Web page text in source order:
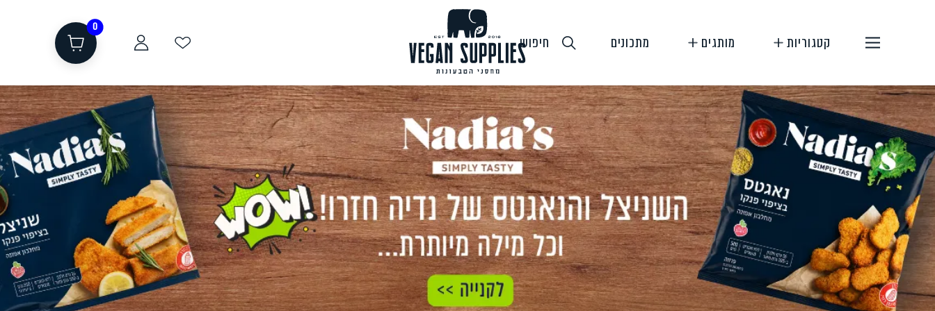
קטגוריות מותגים מתכונים חיפוש
0
תחליפי בשר תחליפי ביצה גבינות טבעוניות טופו חלב ושמנת שוקולד, חטיפים, חלבון